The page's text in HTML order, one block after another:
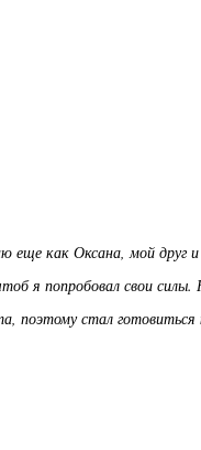
как Оксана, мой друг
я попробовал свои
поэтому стал